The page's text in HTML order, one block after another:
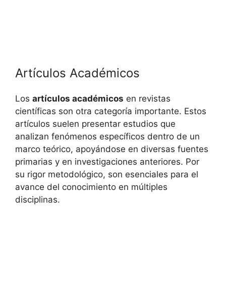
Artículos Académicos
Los artículos académicos en revistas
científicas son otra categoría importante. Estos
artículos suelen presentar estudios que
analizan fenómenos específicos dentro de un
marco teórico, apoyándose en diversas fuentes
primarias y en investigaciones anteriores. Por
su rigor metodológico, son esenciales para el
avance del conocimiento en múltiples
disciplinas.